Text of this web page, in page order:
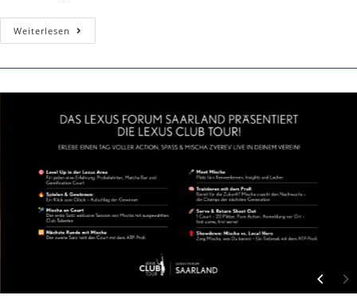
Weiterlesen Mischa
Zverev
Bei